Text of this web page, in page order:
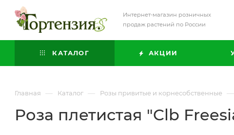
Интернет-магазин розничных
продаж растений по России
КАТАЛОГ АКЦИИ
Главная — Каталог — Розы привитые и корнесобственные —
Роза плетистая "Clb